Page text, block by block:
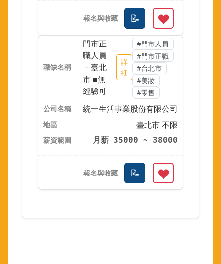
門市正
職人員
－臺北
市 ■無
經驗可
詳
細
#門市人員
#門市正職
#台北市
#美妝
#零售
統一生活事業股份有限公司
臺北市 不限
月薪 35000 ~ 38000